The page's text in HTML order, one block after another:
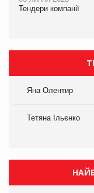
Тендери компанії
Яна Олентир
Тетяна Ільєнко